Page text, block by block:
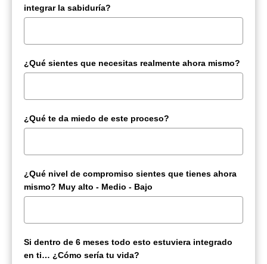
integrar la sabiduría?
¿Qué sientes que necesitas realmente ahora mismo?
¿Qué te da miedo de este proceso?
¿Qué nivel de compromiso sientes que tienes ahora
mismo? Muy alto - Medio - Bajo
Si dentro de 6 meses todo esto estuviera integrado
en ti… ¿Cómo sería tu vida?